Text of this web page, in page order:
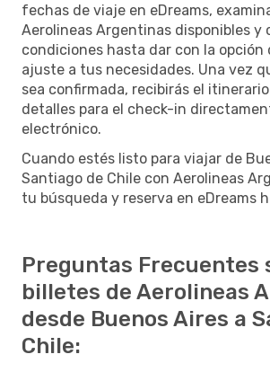
fechas de viaje en eDreams,
Aerolineas Argentinas disponibles y
condiciones hasta dar con la opción
ajuste a tus necesidades. Una vez
sea confirmada, recibirás el
detalles para el check-in
electrónico.
Cuando estés listo para viajar de
Santiago de Chile con Aerolineas
tu búsqueda y reserva en eDreams
Preguntas Frecuentes
billetes de Aerolineas
desde Buenos Aires a
Chile: